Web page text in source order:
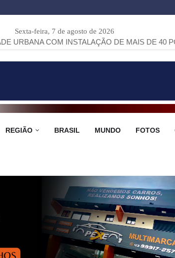
Sexta-feira, 7 de agosto de 2026
INSTALAÇÃO DE MAIS DE 40 PONTOS DE
REGIÃO BRASIL MUNDO FOTOS